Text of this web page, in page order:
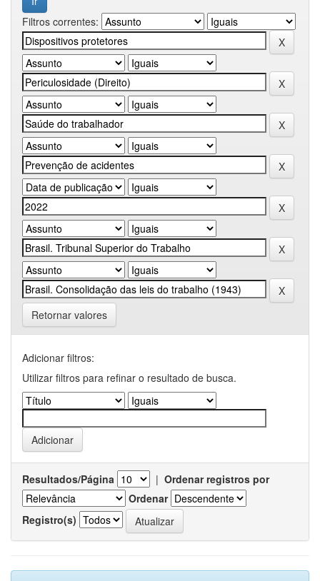
Filtros correntes:
Retornar valores
Adicionar filtros:
Utilizar filtros para refinar o resultado de busca.
Resultados/Página | Ordenar registros por
Ordenar
Registro(s)